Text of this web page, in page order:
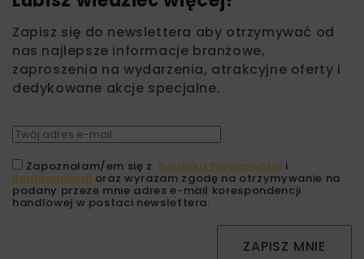
Zapisz się do newslettera aby otrzymywać od
nas najlepsze informacje branżowe,
zaproszenia na wydarzenia, atrakcyjne oferty i
dedykowane akcje specjalne.
Zapoznałam/em się z Polityką Prywatności i
Regulaminem oraz wyrażam zgodę na otrzymywanie na
podany przeze mnie adres e-mail korespondencji
handlowej w postaci newslettera.
ZAPISZ MNIE